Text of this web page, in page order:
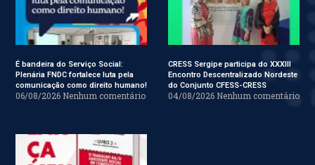
É bandeira do Serviço Social:
Plenária FNDC fortalece luta pela
comunicação como direito humano!
06/08/2026 Nenhum comentário
CRESS Sergipe participa do XXXIII
Encontro Descentralizado Nordeste
do Conjunto CFESS-CRESS
04/08/2026 Nenhum comentário